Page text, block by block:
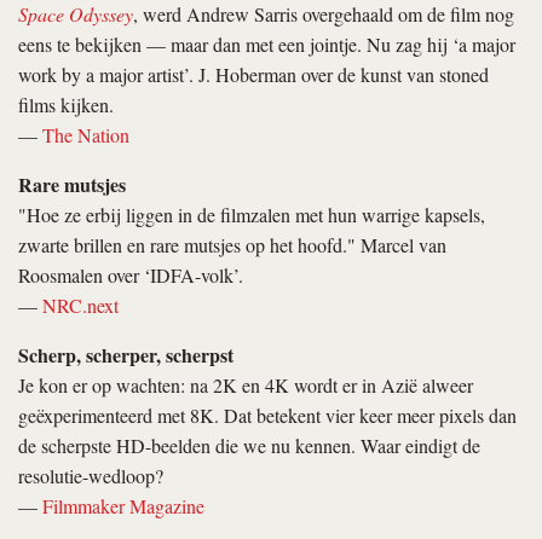
Space Odyssey, werd Andrew Sarris overgehaald om de film nog
eens te bekijken — maar dan met een jointje. Nu zag hij ‘a major
work by a major artist’. J. Hoberman over de kunst van stoned
films kijken.
—The Nation
Rare mutsjes
"Hoe ze erbij liggen in de filmzalen met hun warrige kapsels,
zwarte brillen en rare mutsjes op het hoofd." Marcel van
Roosmalen over ‘IDFA-volk’.
—NRC.next
Scherp, scherper, scherpst
Je kon er op wachten: na 2K en 4K wordt er in Azië alweer
geëxperimenteerd met 8K. Dat betekent vier keer meer pixels dan
de scherpste HD-beelden die we nu kennen. Waar eindigt de
resolutie-wedloop?
—Filmmaker Magazine